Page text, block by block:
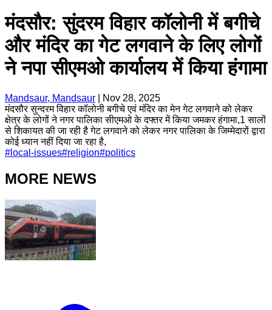
मंदसौर: सुंदरम विहार कॉलोनी में बगीचे
और मंदिर का गेट लगवाने के लिए लोगों
ने नपा सीएमओ कार्यालय में किया हंगामा
Mandsaur, Mandsaur
Nov 28, 2025
मंदसौर सुन्दरम विहार कॉलोनी बगीचे एवं मंदिर का मेन गेट लगवाने को लेकर
क्षेत्र के लोगों ने नगर पालिका सीएमओ के दफ्तर में किया जमकर हंगामा,1 सालों
से शिकायत की जा रही है गेट लगवाने को लेकर नगर पालिका के जिम्मेदारों द्वारा
कोई ध्यान नहीं दिया जा रहा है,
# local-issues#religion#politics
MORE NEWS